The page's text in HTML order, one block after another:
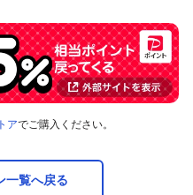
アでご購入ください。
一覧へ戻る